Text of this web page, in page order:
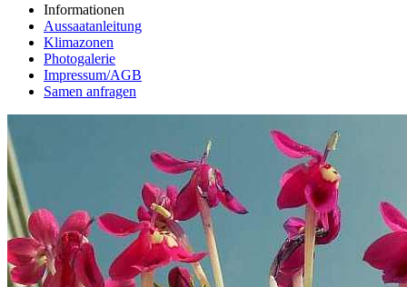
Informationen
Aussaatanleitung
Klimazonen
Photogalerie
Impressum/AGB
Samen anfragen